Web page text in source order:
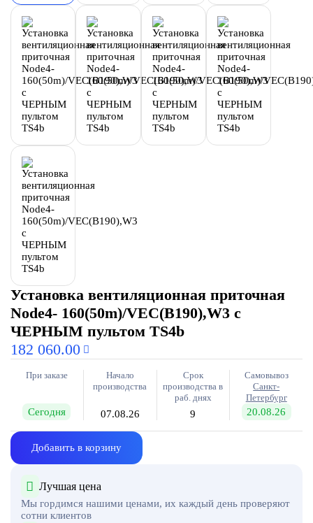
Установка вентиляционная приточная
Node4- 160(50m)/VEC(B190),W3 с
ЧЕРНЫМ пультом TS4b
182 060.00
При заказе
Сегодня
Начало
производства
07.08.26
Срок
производства в
раб. днях
9
Самовывоз
Санкт-
Петербург
20.08.26
Добавить в корзину
Лучшая цена
Мы гордимся нашими ценами, их каждый день проверяют
сотни клиентов